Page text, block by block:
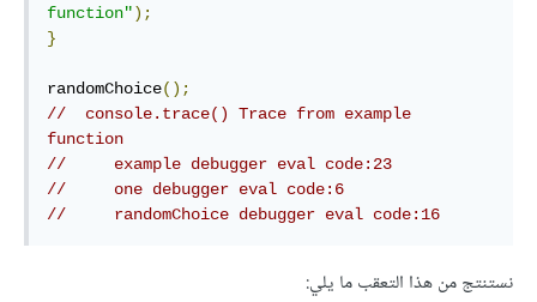
function");
}
randomChoice();
//  console.trace() Trace from example
function
//     example debugger eval code:23
//     one debugger eval code:6
//     randomChoice debugger eval code:16
نستنتج من هذا التعقب ما يلي: